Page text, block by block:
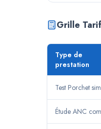
Grille
Type de
prestation
Test Porchet
Étude ANC